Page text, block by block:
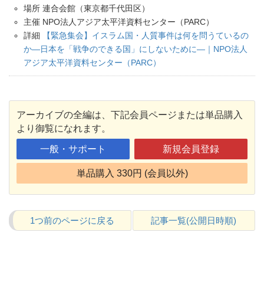
場所 連合会館（東京都千代田区）
主催 NPO法人アジア太平洋資料センター（PARC）
詳細
【緊急集会】イスラム国・人質事件は何を問うているの
か―日本を「戦争のできる国」にしないために―｜NPO法人
アジア太平洋資料センター（PARC）
アーカイブの全編は、下記会員ページまたは単品購入
より御覧になれます。
一般・サポート 新規会員登録
単品購入 330円 (会員以外)
1つ前のページに戻る 記事一覧(公開日時順)